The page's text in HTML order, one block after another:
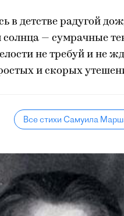
в детстве радугой
солнца — сумрачные
не требуй и не
и скорых
Все стихи Самуила